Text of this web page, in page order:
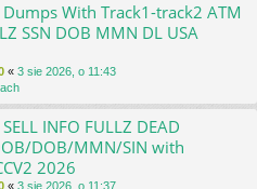
Dumps With Track1-track2 ATM
SSN DOB MMN DL USA
« 3 sie 2026, o 11:43
INFO FULLZ DEAD
DOB/MMN/SIN with
2026
« 3 sie 2026, o 11:37